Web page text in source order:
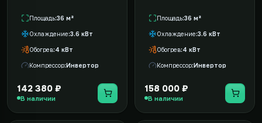
Площадь 36 м²
Охлаждение 3.6 кВт
Обогрев 4 кВт
Компрессор Инвертор
142 380 ₽
В наличии
Площадь 36 м²
Охлаждение 3.6 кВт
Обогрев 4 кВт
Компрессор Инвертор
158 000 ₽
В наличии